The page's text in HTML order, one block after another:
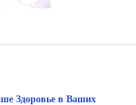
Здоровье в Ваших